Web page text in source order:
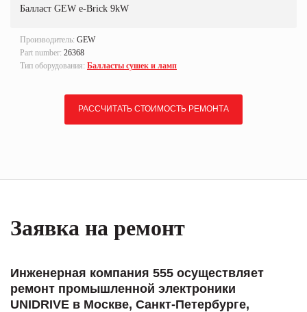
Балласт GEW e-Brick 9kW
Производитель: GEW
Part number: 26368
Тип оборудования: Балласты сушек и ламп
РАССЧИТАТЬ СТОИМОСТЬ РЕМОНТА
Заявка на ремонт
Инженерная компания 555 осуществляет
ремонт промышленной электроники
UNIDRIVE в Москве, Санкт-Петербурге,